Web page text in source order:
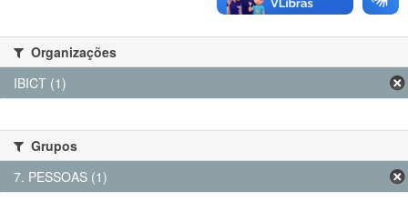
Organizações
IBICT (1)
Grupos
7. PESSOAS (1)